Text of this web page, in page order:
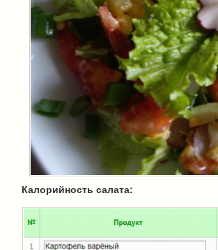
Калорийность салата: